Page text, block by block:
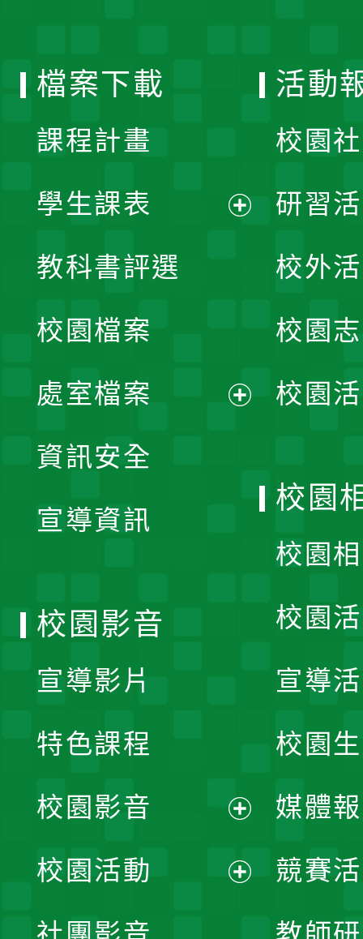
檔案下載
課程計畫
學生課表
單
教科書評選
校園檔案
處室檔案
資訊安全
宣導資訊
活動
校園
研習
校外
校園
校園
校園
校園
校園
宣導
校園
媒體
競賽
校園影音
宣導影片
特色課程
校園影音
開
校園活動